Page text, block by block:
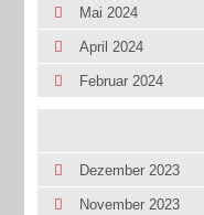
Mai 2024
April 2024
Februar 2024
Dezember 2023
November 2023